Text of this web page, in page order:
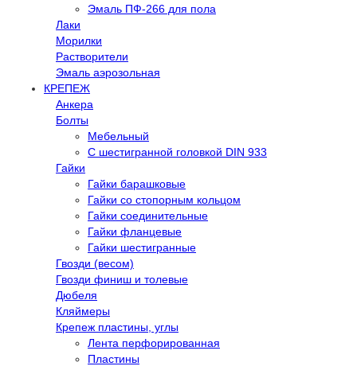
Эмаль ПФ-266 для пола
Лаки
Морилки
Растворители
Эмаль аэрозольная
КРЕПЕЖ
Анкера
Болты
Мебельный
С шестигранной головкой DIN 933
Гайки
Гайки барашковые
Гайки со стопорным кольцом
Гайки соединительные
Гайки фланцевые
Гайки шестигранные
Гвозди (весом)
Гвозди финиш и толевые
Дюбеля
Кляймеры
Крепеж пластины, углы
Лента перфорированная
Пластины